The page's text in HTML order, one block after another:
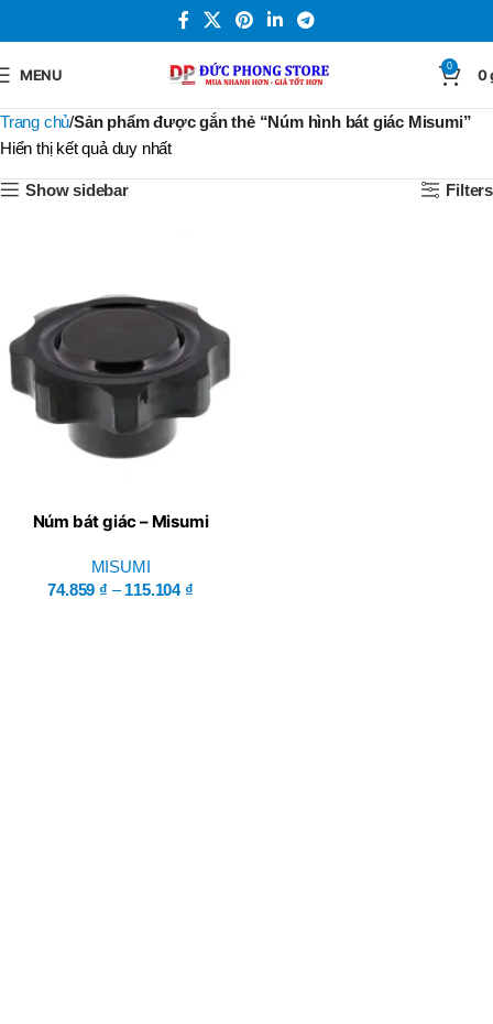
MENU 0 0
Trang chủ Sản phẩm được gắn thẻ “Núm hình bát giác Misumi”
Hiển thị kết quả duy nhất
Show sidebar Filters
Núm bát giác – Misumi
MISUMI
74.859 ₫ – 115.104 ₫